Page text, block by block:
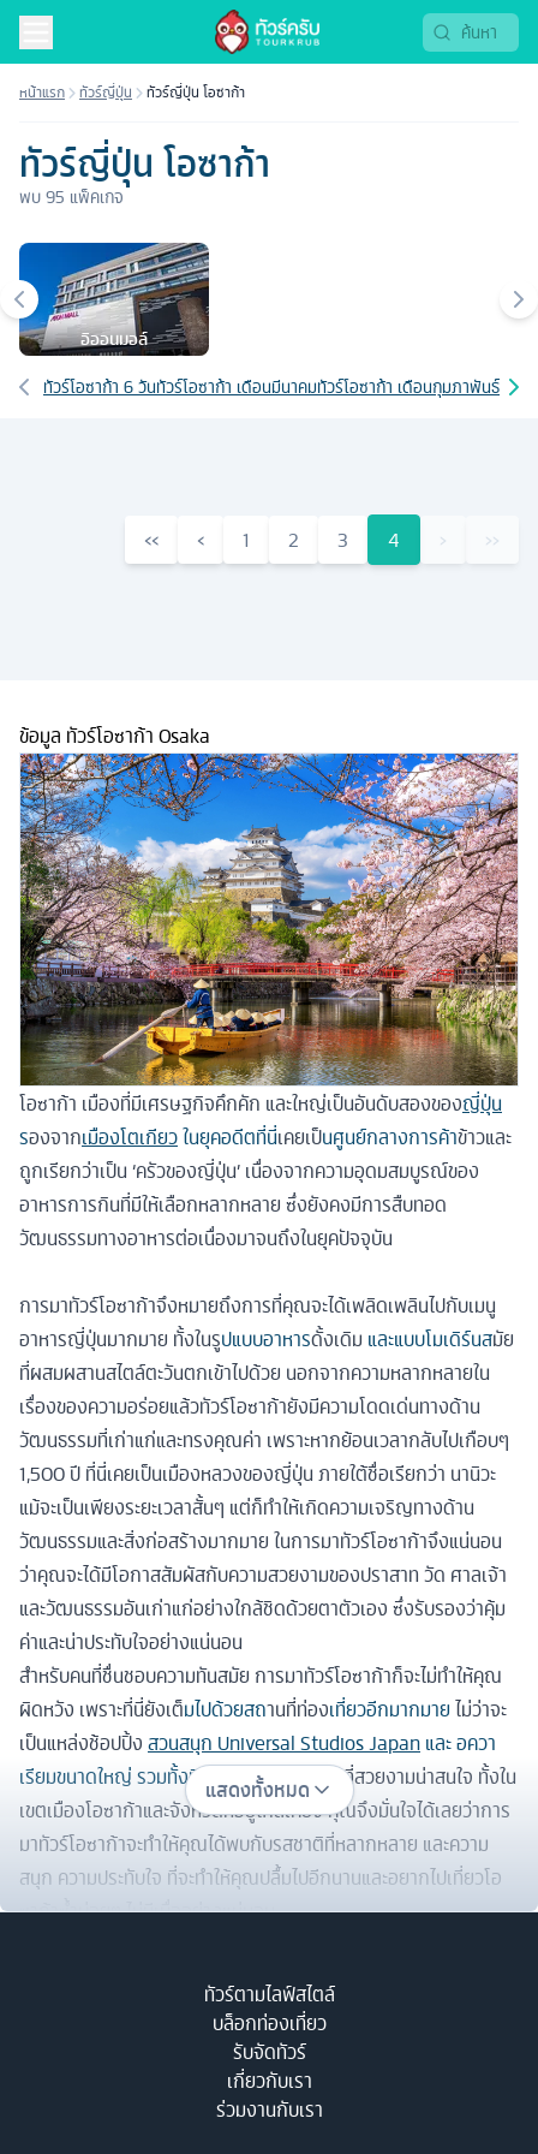
หน้าแรก ทัวร์ญี่ปุ่น ทัวร์ญี่ปุ่น โอซาก้า
ทัวร์ญี่ปุ่น โอซาก้า
พบ95 แพ็คเกจ
เมืองยอดนิยม
อิออนมอล์
เส้นทางที่เกี่ยวข้อง
ทัวร์โอซาก้า 6 วันทัวร์โอซาก้า เดือนมีนาคมทัวร์โอซาก้า เดือนกุมภาพันธ์ ทัว
‹‹ ‹ 1 2 3 4 › ››
ข้อมูล ทัวร์โอซาก้า Osaka
โอซาก้า เมืองที่มีเศรษฐกิจคึกคัก และใหญ่เป็นอันดับสองของญี่ปุ่น
รองจากเมืองโตเกียวในยุคอดีตที่นี่เคยเป็นศูนย์กลางการค้าข้าวและ
ถูกเรียกว่าเป็น ‘ครัวของญี่ปุ่น’ เนื่องจากความอุดมสมบูรณ์ของ
อาหารการกินที่มีให้เลือกหลากหลาย ซึ่งยังคงมีการสืบทอด
วัฒนธรรมทางอาหารต่อเนื่องมาจนถึงในยุคปัจจุบัน
การมาทัวร์โอซาก้าจึงหมายถึงการที่คุณจะได้เพลิดเพลินไปกับเมนู
อาหารญี่ปุ่นมากมาย ทั้งในรูปแบบอาหารดั้งเดิม และแบบโมเดิร์นสมัย
ที่ผสมผสานสไตล์ตะวันตกเข้าไปด้วย นอกจากความหลากหลายใน
เรื่องของความอร่อยแล้วทัวร์โอซาก้ายังมีความโดดเด่นทางด้าน
วัฒนธรรมที่เก่าแก่และทรงคุณค่า เพราะหากย้อนเวลากลับไปเกือบๆ
1,500 ปี ที่นี่เคยเป็นเมืองหลวงของญี่ปุ่น ภายใต้ชื่อเรียกว่า นานิวะ
แม้จะเป็นเพียงระยะเวลาสั้นๆ แต่ก็ทำให้เกิดความเจริญทางด้าน
วัฒนธรรมและสิ่งก่อสร้างมากมาย ในการมาทัวร์โอซาก้าจึงแน่นอน
ว่าคุณจะได้มีโอกาสสัมผัสกับความสวยงามของปราสาท วัด ศาลเจ้า
และวัฒนธรรมอันเก่าแก่อย่างใกล้ชิดด้วยตาตัวเอง ซึ่งรับรองว่าคุ้ม
ค่าและน่าประทับใจอย่างแน่นอน
สำหรับคนที่ชื่นชอบความทันสมัย การมาทัวร์โอซาก้าก็จะไม่ทำให้คุณ
ผิดหวัง เพราะที่นี่ยังเต็มไปด้วยสถานที่ท่องเที่ยวอีกมากมายไม่ว่าจะ
เป็นแหล่งช้อปปิ้งสวนสนุก Universal Studios Japanและ อควา
เรียมขนาดใหญ่ รวมทั้งทิวทัศน์ทางธรรมชา ติที่สวยงามน่าสนใจ ทั้งใน
เขตเมืองโอซาก้าและจังหวัดที่อยู่ใกล้เคียง คุณจึงมั่นใจได้เลยว่าการ
มาทัวร์โอซาก้าจะทำให้คุณได้พบกับรสชาติที่หลากหลาย และความ
สนุก ความประทับใจ ที่จะทำให้คุณปลื้มไปอีกนานและอยากไปเที่ยวโอ
ซาก้าซ้ำบ่อยๆ ไม่มีเบื่ออย่างแน่นอน
เที่ยวได้ตลอดทั้งปี แต่ละเดือนจะมีเสน่ห์แตกต
บความชอบของนักท่องเที่ยว โดยโอซา
ฤดูร้อน, ฤดูใบไม้ร่วง, ฤดูหนาว และฤดูฝน ไปเที่ยวโอซาก้าได้ทุกเดือน
แต่ละเดือนจะมีเสน่ห์แตกต่างกันไป ขึ้นอยู่กับความชอบของนักท่อง
เที่ยวว่าอยากไปสัมผัสประสบการณ์เที่ยวแบบไหน
แสดงทั้งหมด
ทัวร์ตามไลฟ์สไตล์
บล็อกท่องเที่ยว
รับจัดทัวร์
เกี่ยวกับเรา
ร่วมงานกับเรา